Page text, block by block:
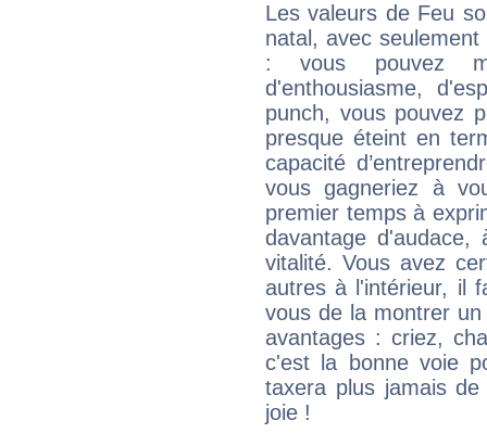
Les valeurs de Feu
natal, avec
: vous pouvez
d'enthousiasme,
punch, vous pouvez
presque éteint en
capacité
vous gagneriez à
premier temps à
davantage
vitalité. Vous avez
autres à l'intérieur, il
vous de la montrer
avantages : criez,
c'est la bonne voie
taxera plus jamais
joie !